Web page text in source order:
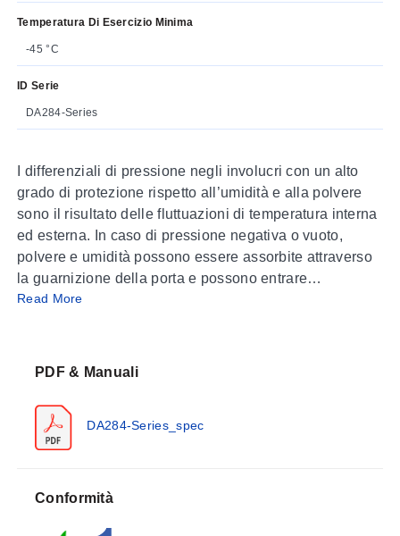
Temperatura Di Esercizio Minima
-45 °C
ID Serie
DA284-Series
I differenziali di pressione negli involucri con un alto
grado di protezione rispetto all’umidità e alla polvere
sono il risultato delle fluttuazioni di temperatura interna
ed esterna. In caso di pressione negativa o vuoto,
polvere e umidità possono essere assorbite attraverso
la guarnizione della porta e possono entrare
nell’involucro. Poiché l’umidità non può uscire
installare, fornisce la compensazione della pressione
membrana semipermeabile all’interno del tappo
permette all’aria e all’umidità di uscire dall’involucro.
Nella direzione opposta, consente solo l’ingresso di
dall’esterno vengono bloccate dalla membrana.
Read More
PDF & Manuali
DA284-Series_spec
Conformità